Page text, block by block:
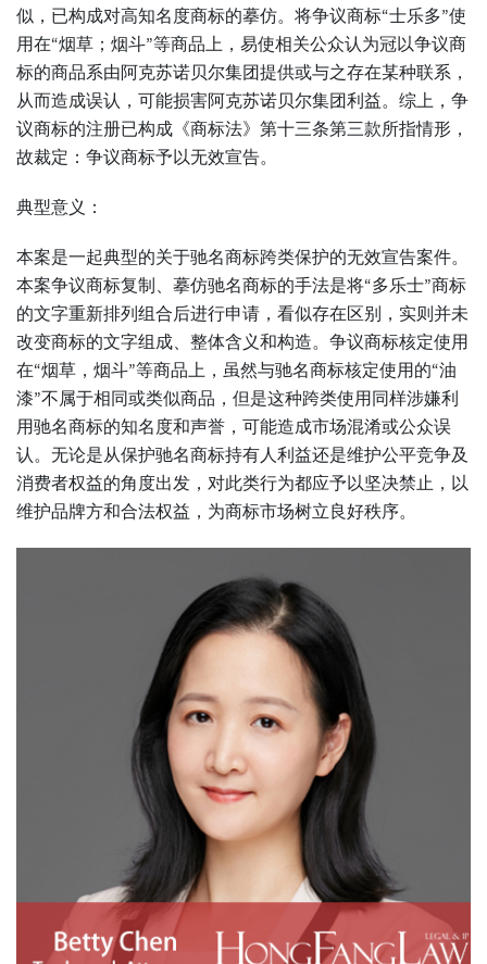
似，已构成对高知名度商标的摹仿。将争议商标“士乐多”使
用在“烟草；烟斗”等商品上，易使相关公众认为冠以争议商
标的商品系由阿克苏诺贝尔集团提供或与之存在某种联系，
从而造成误认，可能损害阿克苏诺贝尔集团利益。综上，争
议商标的注册已构成《商标法》第十三条第三款所指情形，
故裁定：争议商标予以无效宣告。
典型意义：
本案是一起典型的关于驰名商标跨类保护的无效宣告案件。
本案争议商标复制、摹仿驰名商标的手法是将“多乐士”商标
的文字重新排列组合后进行申请，看似存在区别，实则并未
改变商标的文字组成、整体含义和构造。争议商标核定使用
在“烟草，烟斗”等商品上，虽然与驰名商标核定使用的“油
漆”不属于相同或类似商品，但是这种跨类使用同样涉嫌利
用驰名商标的知名度和声誉，可能造成市场混淆或公众误
认。无论是从保护驰名商标持有人利益还是维护公平竞争及
消费者权益的角度出发，对此类行为都应予以坚决禁止，以
维护品牌方和合法权益，为商标市场树立良好秩序。